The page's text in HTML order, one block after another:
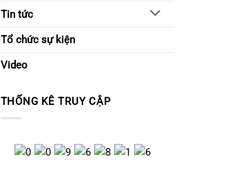
Tin tức
Tổ chức sự kiện
Video
THỐNG KÊ TRUY CẬP